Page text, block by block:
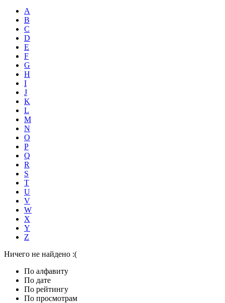
A
B
C
D
E
F
G
H
I
J
K
L
M
N
O
P
Q
R
S
T
U
V
W
X
Y
Z
Ничего не найдено :(
По алфавиту
По дате
По рейтингу
По просмотрам